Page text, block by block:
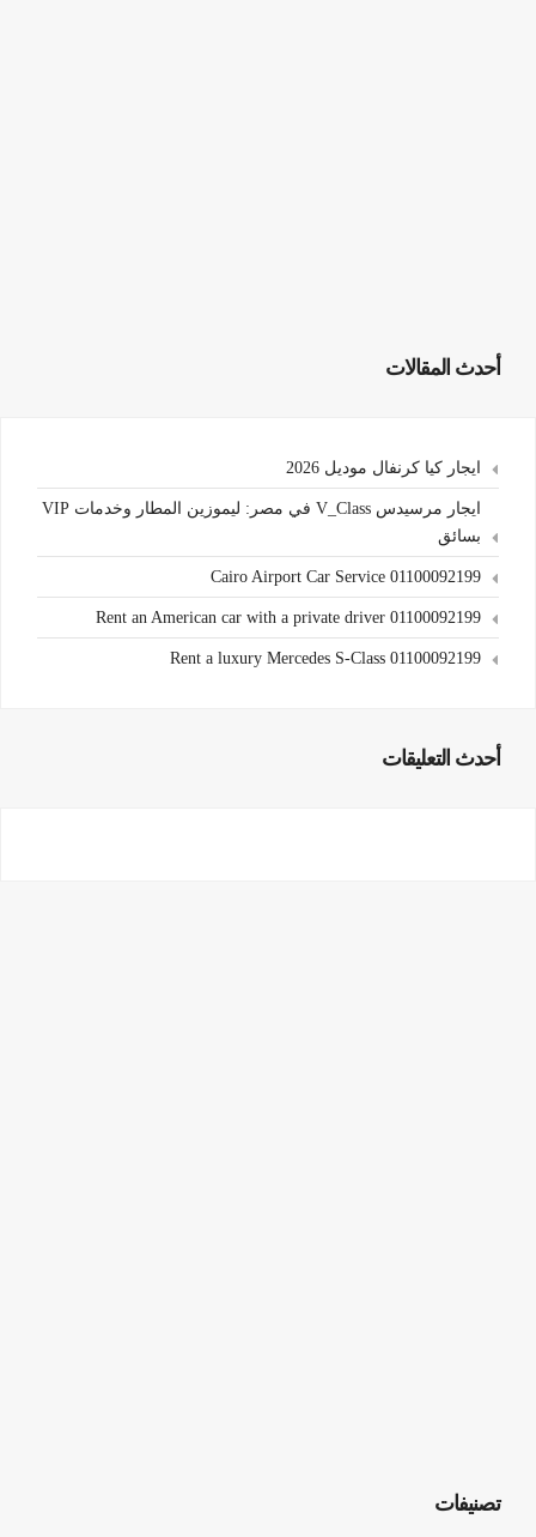
أحدث المقالات
ايجار كيا كرنفال موديل 2026
ايجار مرسيدس V_Class في مصر: ليموزين المطار وخدمات VIP
بسائق
Cairo Airport Car Service 01100092199
Rent an American car with a private driver 01100092199
Rent a luxury Mercedes S-Class 01100092199
أحدث التعليقات
تصنيفات